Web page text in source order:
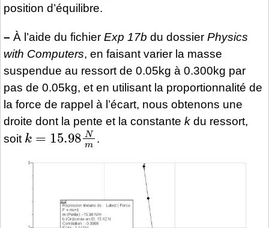
position d’équilibre.
– À l’aide du fichier Exp 17b du dossier Physics
with Computers, en faisant varier la masse
suspendue au ressort de 0.05kg à 0.300kg par
pas de 0.05kg, et en utilisant la proportionnalité de
la force de rappel à l’écart, nous obtenons une
droite dont la pente et la constante k du ressort,
soit
k =15.98Nm
.